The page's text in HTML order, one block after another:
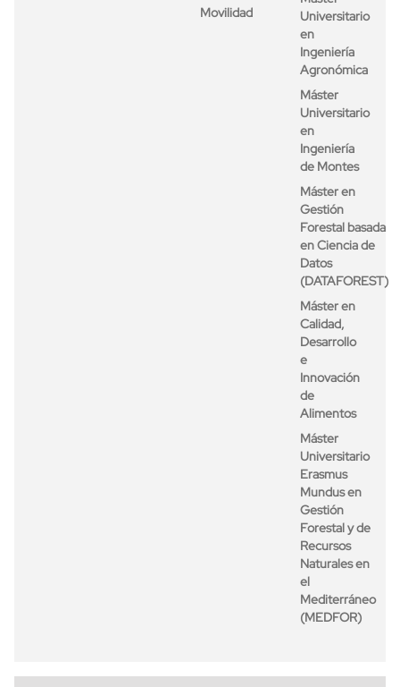
Movilidad
Universitario
en
Ingeniería
Agronómica
Máster
Universitario
en
Ingeniería
de Montes
Máster en
Gestión
Forestal basada
en Ciencia de
Datos
(DATAFOREST)
Máster en
Calidad,
Desarrollo
e
Innovación
de
Alimentos
Máster
Universitario
Erasmus
Mundus en
Gestión
Forestal y de
Recursos
Naturales en
el
Mediterráneo
(MEDFOR)